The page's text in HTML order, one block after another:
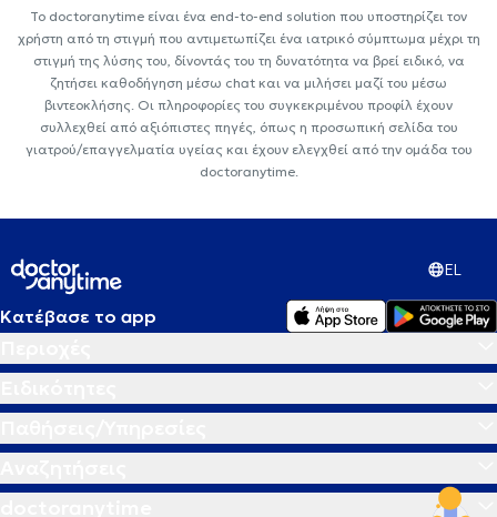
Το doctoranytime είναι ένα end-to-end solution που υποστηρίζει τον
χρήστη από τη στιγμή που αντιμετωπίζει ένα ιατρικό σύμπτωμα μέχρι τη
στιγμή της λύσης του, δίνοντάς του τη δυνατότητα να βρεί ειδικό, να
ζητήσει καθοδήγηση μέσω chat και να μιλήσει μαζί του μέσω
βιντεοκλήσης. Οι πληροφορίες του συγκεκριμένου προφίλ έχουν
συλλεχθεί από αξιόπιστες πηγές, όπως η προσωπική σελίδα του
γιατρού/επαγγελματία υγείας και έχουν ελεγχθεί από την ομάδα του
doctoranytime.
EL
Κατέβασε το app